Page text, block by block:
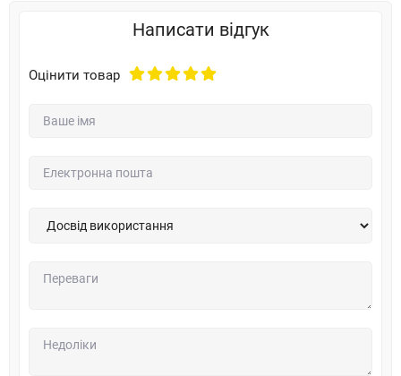
Написати відгук
Оцінити товар